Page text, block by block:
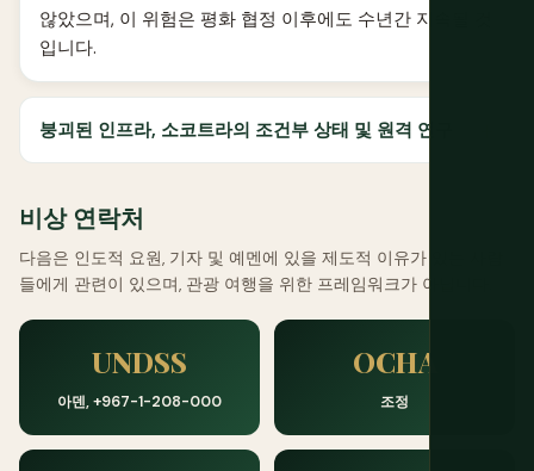
않았으며, 이 위험은 평화 협정 이후에도 수년간 지속될 것
입니다.
붕괴된 인프라, 소코트라의 조건부 상태 및 원격 연구
비상 연락처
다음은 인도적 요원, 기자 및 예멘에 있을 제도적 이유가 있는 사람
들에게 관련이 있으며, 관광 여행을 위한 프레임워크가 아닙니다.
UNDSS
아덴, +967-1-208-000
OCHA
조정